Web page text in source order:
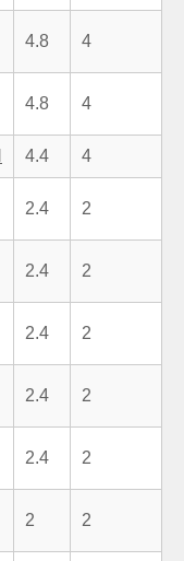
4.8 4
4.8 4
4.4 4
2.4 2
2.4 2
2.4 2
2.4 2
2.4 2
2 2